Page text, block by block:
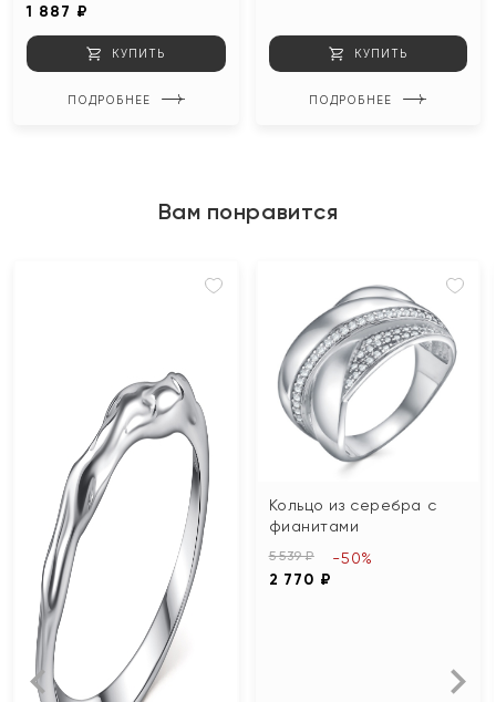
1 887 ₽
КУПИТЬ
ПОДРОБНЕЕ
КУПИТЬ
ПОДРОБНЕЕ
Вам понравится
Кольцо из серебра с
фианитами
5 539 ₽
2 770 ₽
-50%